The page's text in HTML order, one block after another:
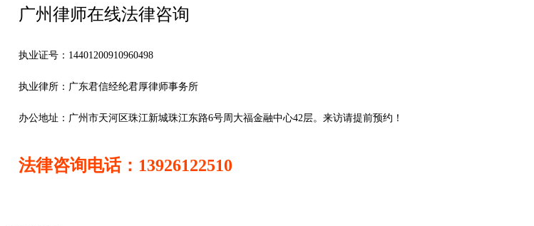
广州律师在线法律咨询
执业证号：14401200910960498
执业律所：广东君信经纶君厚律师事务所
办公地址： 广州市天河区珠江新城珠江东路6号周大福金融中心42层。来访请提前预约！
法律咨询电话：13926122510